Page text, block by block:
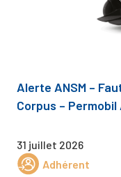
Alerte ANSM –
Corpus – Permobil
31 juillet 2026
Adhérent